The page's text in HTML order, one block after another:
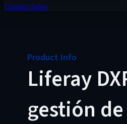
Contact Sales
Product Info
Liferay
gestión de